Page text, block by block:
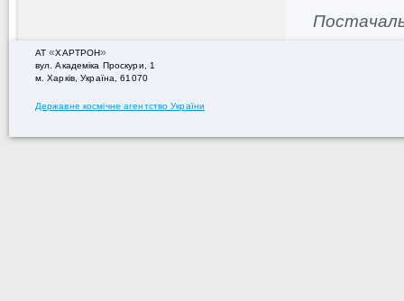
АТ«ХАРТРОН»
вул. Академiка Проскури, 1
м. Харків, Україна, 61070
Державне космічне агентство України